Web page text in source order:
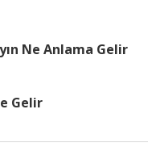
Ne Anlama Gelir
Gelir